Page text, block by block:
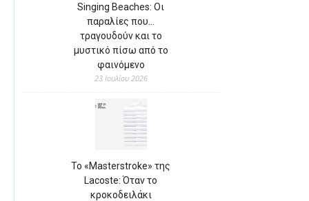
Singing Beaches: Οι
παραλίες που…
τραγουδούν και το
μυστικό πίσω από το
φαινόμενο
23 Ιουλίου 2026
Το «Masterstroke» της
Lacoste: Όταν το
κροκοδειλάκι